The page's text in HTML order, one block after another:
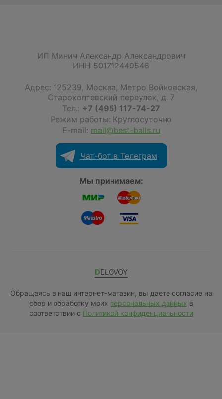
ИП Минич Александр Александрович
ИНН 501712449546
Адрес: 125239, Москва, Метро Войковская,
Старокоптевский переулок, д. 7
Тел.: +7 (495) 117-74-27
Режим работы: Круглосуточно
E-mail: mail@best-balls.ru
Чат-бот в Телеграм
Мы принимаем:
DELOVOY
Обращаясь в наш интернет-магазин, вы даете согласие на
сбор и обработку моих персональных данных в
соответствии с Политикой конфиденциальности